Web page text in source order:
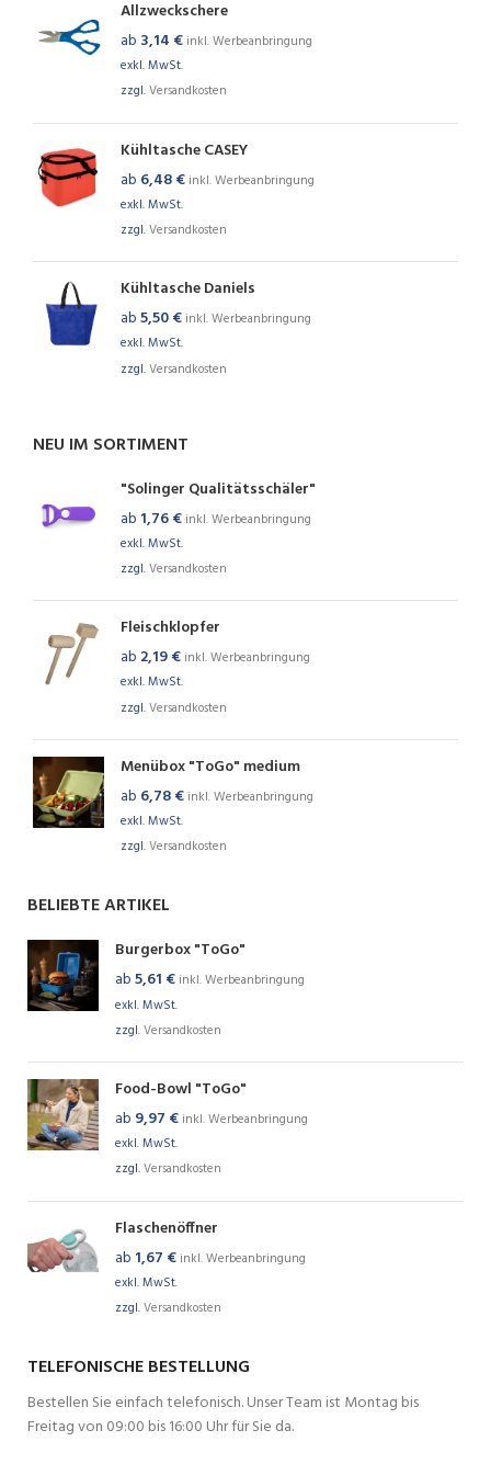
Allzweckschere
ab 3,14 € inkl. Werbeanbringung
exkl. MwSt.
zzgl.Versandkosten
Kühltasche CASEY
ab 6,48€ inkl. Werbeanbringung
exkl. MwSt.
zzgl.Versandkosten
Kühltasche Daniels
ab5,50€ inkl. Werbeanbringung
exkl. MwSt.
zzgl.Versandkosten
NEU IM SORTIMENT
"Solinger Qualitätsschäler"
ab 1,76€ inkl. Werbeanbringung
exkl. MwSt.
zzgl.Versandkosten
Fleischklopfer
ab 2,19€ inkl. Werbeanbringung
exkl. MwSt.
zzgl.Versandkosten
Menübox "ToGo" medium
ab 6,78€ inkl. Werbeanbringung
exkl. MwSt.
zzgl.Versandkosten
BELIEBTE ARTIKEL
Burgerbox "ToGo"
ab5,61 € inkl. Werbeanbringung
exkl. MwSt.
zzgl.Versandkosten
Food-Bowl "ToGo"
ab 9,97 € inkl. Werbeanbringung
exkl. MwSt.
zzgl.Versandkosten
Flaschenöffner
ab 1,67 € inkl. Werbeanbringung
exkl. MwSt.
zzgl.Versandkosten
TELEFONISCHE BESTELLUNG
Bestellen Sie einfach telefonisch. Unser Team ist Montag bis
Freitag von 09:00 bis 16:00 Uhr für Sie da.